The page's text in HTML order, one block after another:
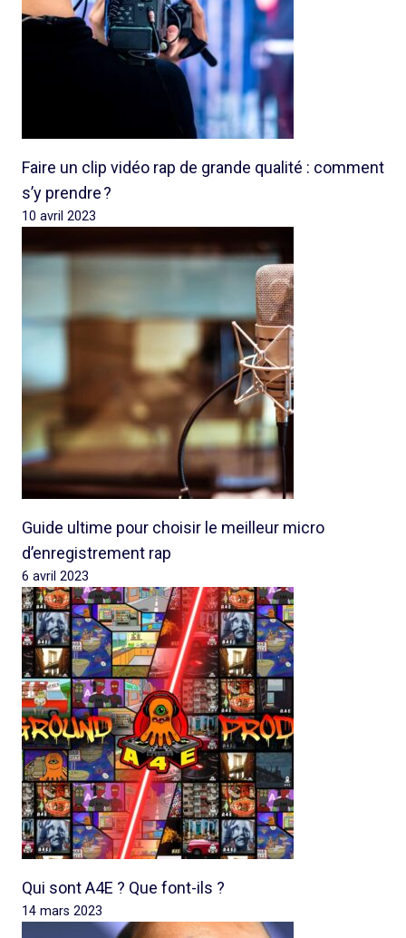
Faire un clip vidéo rap de grande qualité : comment
s’y prendre ?
10 avril 2023
Guide ultime pour choisir le meilleur micro
d’enregistrement rap
6 avril 2023
Qui sont A4E ? Que font-ils ?
14 mars 2023